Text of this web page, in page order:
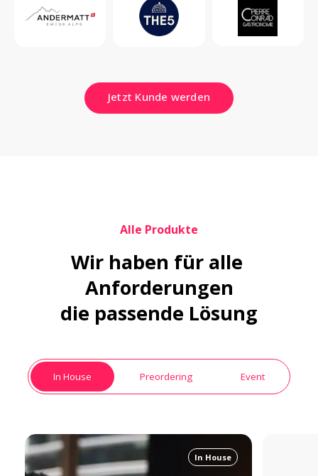
Jetzt Kunde werden
Alle Produkte
Wir haben für alle
Anforderungen
die passende Lösung
In House Preordering Event
In House